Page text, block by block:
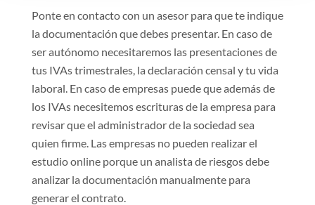
Ponte en contacto con un asesor para que te indique
la documentación que debes presentar. En caso de
ser autónomo necesitaremos las presentaciones de
tus IVAs trimestrales, la declaración censal y tu vida
laboral. En caso de empresas puede que además de
los IVAs necesitemos escrituras de la empresa para
revisar que el administrador de la sociedad sea
quien firme. Las empresas no pueden realizar el
estudio online porque un analista de riesgos debe
analizar la documentación manualmente para
generar el contrato.